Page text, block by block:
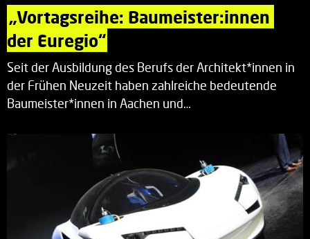
„Vortagsreihe: Baumeister:innen
der Euregio“
Seit der Ausbildung des Berufs der Architekt*innen in
der Frühen Neuzeit haben zahlreiche bedeutende
Baumeister*innen in Aachen und…